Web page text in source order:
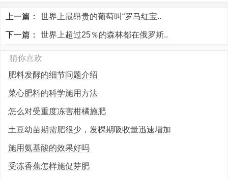
上一篇： 世界上最昂贵的葡萄叫“罗马红宝..
下一篇： 世界上超过25％的森林都在俄罗斯..
猜你喜欢
肥料发酵的细节问题介绍
菜心肥料的科学施用方法
怎么对受重度冻害柑橘施肥
土豆幼苗期需肥很少，发棵期吸收量迅速增加
施用氨基酸的效果好吗
受冻香蕉怎样施促芽肥